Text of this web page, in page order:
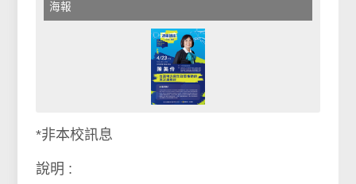
海報
*非本校訊息
說明 :